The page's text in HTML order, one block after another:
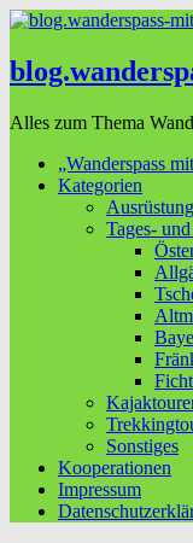
Alles zum Thema
„Wanderspass
Kategorien
Ausrüstung
Tages-
Sonstiges
Kooperationen
Impressum